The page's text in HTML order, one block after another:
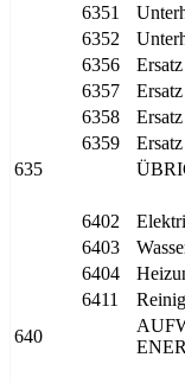
6351
6352
6356
6357
6358
6359
635
6402
6403
6404
6411
640